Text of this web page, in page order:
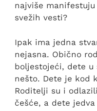
najviše
svežih vesti?
Ipak ima jedna
nejasna. Obično
boljestojeći, dete u
nešto. Dete je kod
Roditelji su i
češće, a dete